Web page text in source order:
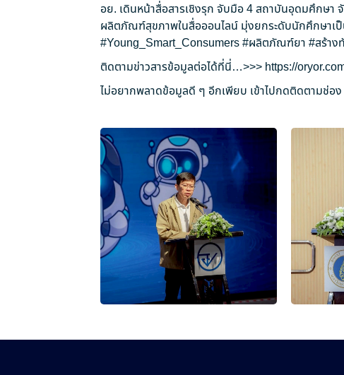
อย. เดินหน้าสื่อสารเชิงรุก จับมือ 4 สถาบันอุดมศึกษา
ผลิตภัณฑ์สุขภาพในสื่อออนไลน์ มุ่งยกระดับนักศึกษาเ
#Young_Smart_Consumers#ผลิตภัณฑ์ยา #สร้าง
ติดตามข่าวสารข้อมูลต่อได้ที่นี่…>>> https://
ไม่อยากพลาดข้อมูลดี ๆ อีกเพียบ เข้าไปกดติดตามช่อง